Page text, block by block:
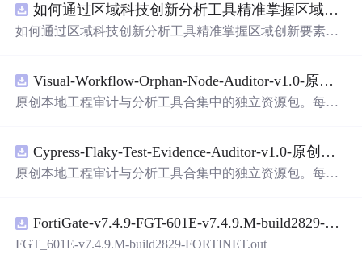
带有直观的图形用户界面（GUI），非常容易使用。你只
需要将手写数字输入系统，它将立即给出准确的识别结
是一个非常方便和实用的工具，你一定会喜欢它的！
如何通过区域科技创新分析工具精准掌握区域创新要素分布与产业链融合现状？.docx
如何通过区域科技创新分析工具精准掌握区域创新要素分
Visual-Workflow-Orphan-Node-Auditor-v1.0-原创源码与文档.zip
原创本地工程审计与分析工具合集中的独立资源包。每个
README、运行说明、功能清单、MIT License及原创与授
权声明。解压后进入project目录，执行npm test验证
算法，
目源码、Logo、官方截图、论文、生产日志或其他受限素
材。适合前端开发、AI应用工程、测试审计和课程实践。
Cypress-Flaky-Test-Evidence-Auditor-v1.0-原创源码与文档.zip
原创本地工程审计与分析工具合集中的独立资源包。每个
README、运行说明、功能清单、MIT License及原创与授
权声明。解压后进入project目录，执行npm test
FortiGate-v7.4.9-FGT-601E-v7.4.9.M-build2829-FORTINET.out
FGT_601E-v7.4.9.M-build2829-FORTINET.out